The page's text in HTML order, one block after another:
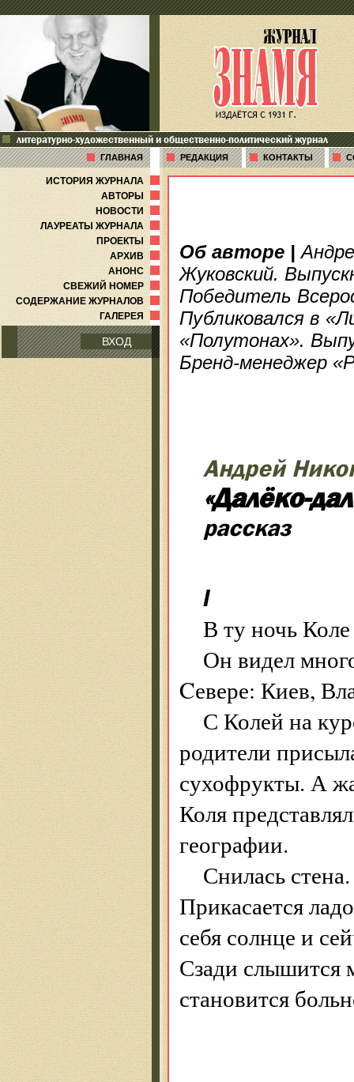
литературно-художественный и общественно-политический журнал
ГЛАВНАЯ РЕДАКЦИЯ КОНТАКТЫ
ИСТОРИЯ ЖУРНАЛА
АВТОРЫ
НОВОСТИ
ЛАУРЕАТЫ ЖУРНАЛА
ПРОЕКТЫ
АРХИВ
АНОНС
СВЕЖИЙ НОМЕР
СОДЕРЖАНИЕ ЖУРНАЛОВ
ГАЛЕРЕЯ
ВХОД
Об авторе |
Жуковский.
Победитель
Публиковался в
«Полутонах».
Бренд-менеджер
Андрей
«Далёко-
рассказ
I
В ту ночь
Он видел
Cевере: Киев,
С Колей на
родители
сухофрукты. А
Коля
географии.
Снилась
Прикасается
себя солнце и
Сзади слышится
становится